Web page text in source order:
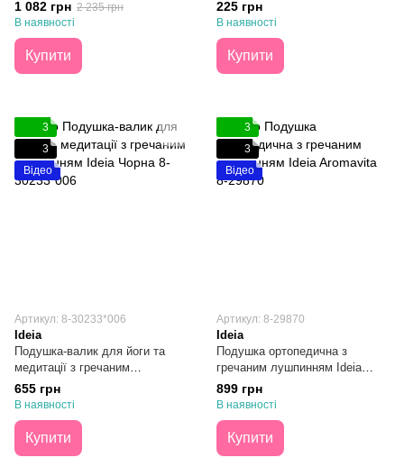
1 082 грн 2 235 грн
В наявності
Купити
225 грн
В наявності
Купити
3
3
Відео
Артикул: 8-30233*006
Ideia
Подушка-валик для йоги та
медитації з гречаним
лушпинням Ideia Чорна
46х25х10
655 грн
В наявності
Купити
3
3
Відео
Артикул: 8-29870
Ideia
Подушка ортопедична з
гречаним лушпинням Ideia
Aromavita 40х40
899 грн
В наявності
Купити